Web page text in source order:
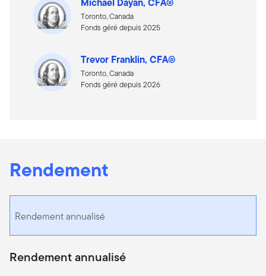
Toronto, Canada
Fonds géré depuis 2025
Trevor Franklin, CFA®
Toronto, Canada
Fonds géré depuis 2026
Rendement
Rendement annualisé
Rendement annualisé